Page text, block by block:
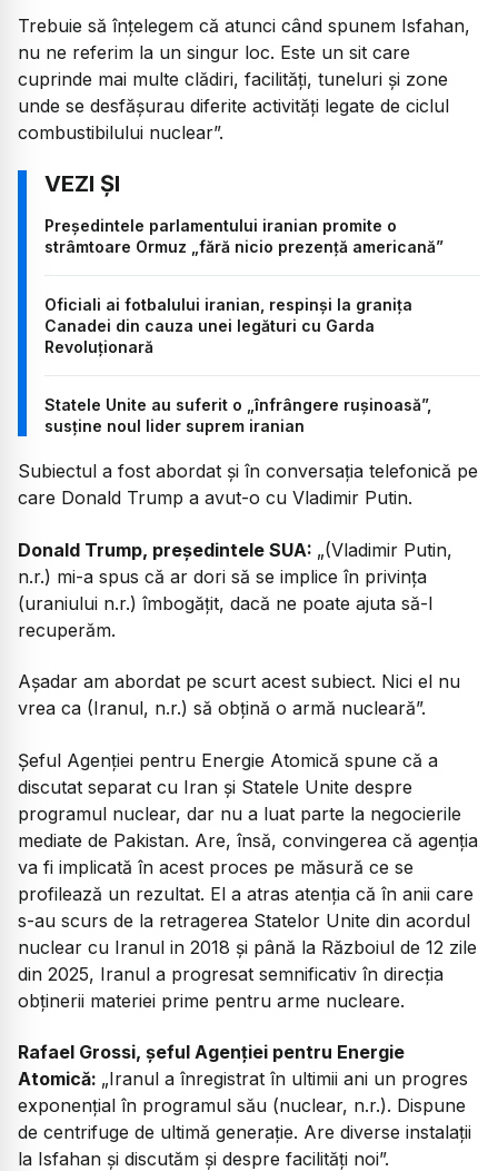
Trebuie să înțelegem că atunci când spunem Isfahan,
nu ne referim la un singur loc. Este un sit care
cuprinde mai multe clădiri, facilități, tuneluri și zone
unde se desfășurau diferite activități legate de ciclul
combustibilului nuclear”.
Președintele parlamentului iranian promite o
strâmtoare Ormuz „fără nicio prezență americană”
Oficiali ai fotbalului iranian, respinși la granița
Canadei din cauza unei legături cu Garda
Revoluționară
Statele Unite au suferit o „înfrângere rușinoasă”,
susține noul lider suprem iranian
Subiectul a fost abordat și în conversația telefonică pe
care Donald Trump a avut-o cu Vladimir Putin.
Donald Trump, președintele SUA: „(Vladimir Putin,
n.r.) mi-a spus că ar dori să se implice în privința
(uraniului n.r.) îmbogățit, dacă ne poate ajuta să-l
recuperăm.
Așadar am abordat pe scurt acest subiect. Nici el nu
vrea ca (Iranul, n.r.) să obțină o armă nucleară”.
Șeful Agenției pentru Energie Atomică spune că a
discutat separat cu Iran și Statele Unite despre
programul nuclear, dar nu a luat parte la negocierile
mediate de Pakistan. Are, însă, convingerea că agenția
va fi implicată în acest proces pe măsură ce se
profilează un rezultat. El a atras atenția că în anii care
s-au scurs de la retragerea Statelor Unite din acordul
nuclear cu Iranul in 2018 și până la Războiul de 12 zile
din 2025, Iranul a progresat semnificativ în direcția
obținerii materiei prime pentru arme nucleare.
Rafael Grossi, șeful Agenției pentru Energie
Atomică: „Iranul a înregistrat în ultimii ani un progres
exponențial în programul său (nuclear, n.r.). Dispune
de centrifuge de ultimă generație. Are diverse instalații
la Isfahan și discutăm și despre facilități noi”.